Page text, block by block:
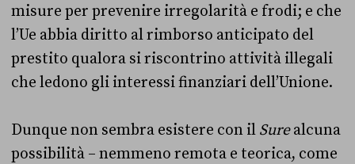
misure per prevenire irregolarità e frodi; e che
l’Ue abbia diritto al rimborso anticipato del
prestito qualora si riscontrino attività illegali
che ledono gli interessi finanziari dell’Unione.
Dunque non sembra esistere con il Surealcuna
possibilità – nemmeno remota e teorica, come